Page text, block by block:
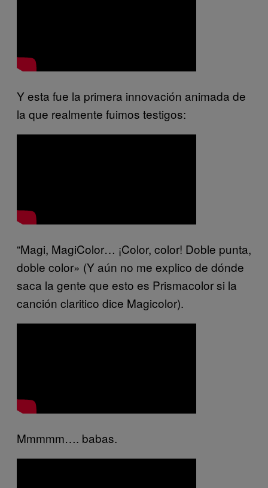
Y esta fue la primera innovación animada de
la que realmente fuimos testigos:
“Magi, MagiColor… ¡Color, color! Doble punta,
doble color» (Y aún no me explico de dónde
saca la gente que esto es Prismacolor si la
canción claritico dice Magicolor).
Mmmmm…. babas.